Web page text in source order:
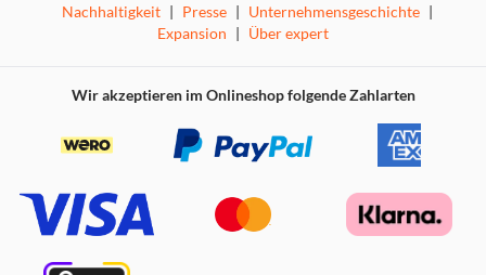
Nachhaltigkeit | Presse | Unternehmensgeschichte |
Expansion | Über expert
Wir akzeptieren im Onlineshop folgende Zahlarten